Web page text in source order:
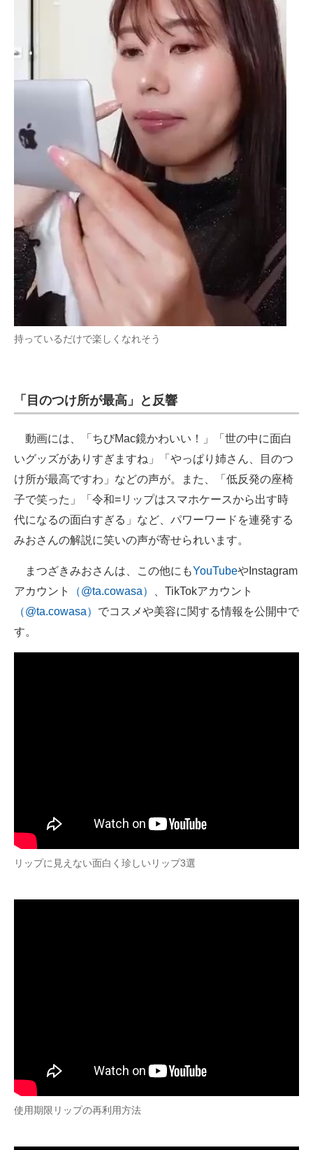
持っているだけで楽しくなれそう
「目のつけ所が最高」と反響
動画には、「ちびMac鏡かわいい！」「世の中に面白
いグッズがありすぎますね」「やっぱり姉さん、目のつ
け所が最高ですわ」などの声が。また、「低反発の座椅
子で笑った」「令和=リップはスマホケースから出す時
代になるの面白すぎる」など、パワーワードを連発する
みおさんの解説に笑いの声が寄せられいます。
まつざきみおさんは、この他にもYouTubeやInstagram
アカウント
（@ta.cowasa）
、TikTokアカウント
（@ta.cowasa） でコスメや美容に関する情報を公開中で
す。
リップに見えない面白く珍しいリップ3選
使用期限リップの再利用方法